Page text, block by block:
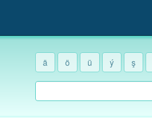
ä ö ü ý ş